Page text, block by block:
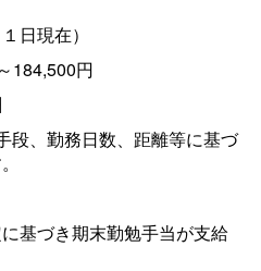
日現在）
184,500円
段、勤務日数、距離等に基づ
基づき期末勤勉手当が支給